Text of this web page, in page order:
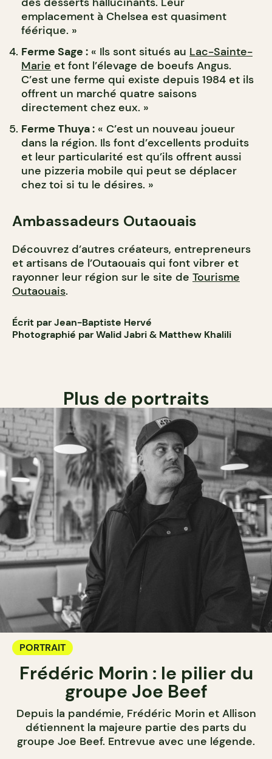
emplacement à Chelsea est quasiment
féérique. »
Ferme Sage : « Ils sont situés au Lac-Sainte-
Marie et font l’élevage de boeufs Angus.
C’est une ferme qui existe depuis 1984 et ils
offrent un marché quatre saisons
directement chez eux. »
Ferme Thuya : « C’est un nouveau joueur
dans la région. Ils font d’excellents produits
et leur particularité est qu’ils offrent aussi
une pizzeria mobile qui peut se déplacer
chez toi si tu le désires. »
Ambassadeurs Outaouais
Découvrez d’autres créateurs, entrepreneurs
et artisans de l’Outaouais qui font vibrer et
rayonner leur région sur le site de Tourisme
Outaouais.
Écrit par Jean-Baptiste Hervé
Photographié par Walid Jabri & Matthew Khalili
Plus de portraits
PORTRAIT
Frédéric Morin : le pilier du
groupe Joe Beef
Depuis la pandémie, Frédéric Morin et Allison
détiennent la majeure partie des parts du
groupe Joe Beef. Entrevue avec une légende.